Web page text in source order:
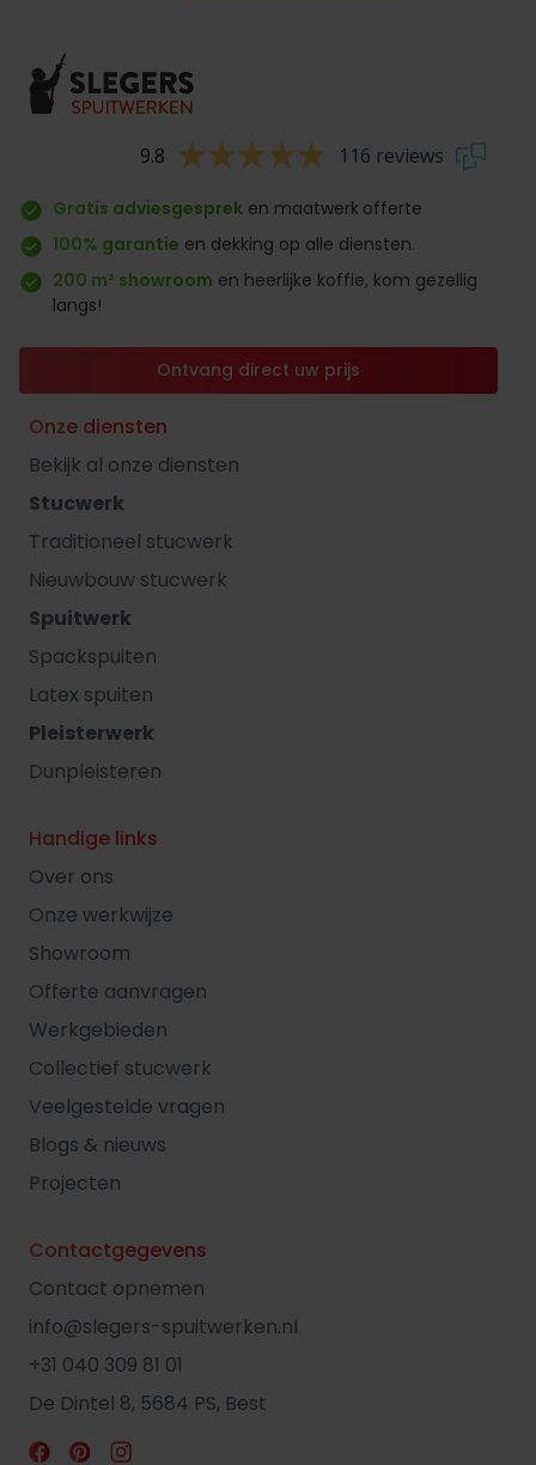
9.8 116 reviews
Gratis adviesgesprek en maatwerk offerte
100% garantie en dekking op alle diensten.
200 m² showroom en heerlijke koffie, kom gezellig
langs!
Ontvang direct uw prijs
Onze diensten
Bekijk al onze diensten
Stucwerk
Traditioneel stucwerk
Nieuwbouw stucwerk
Spuitwerk
Spackspuiten
Latex spuiten
Pleisterwerk
Dunpleisteren
Handige links
Over ons
Onze werkwijze
Showroom
Offerte aanvragen
Werkgebieden
Collectief stucwerk
Veelgestelde vragen
Blogs & nieuws
Projecten
Contactgegevens
Contact opnemen
info@slegers-spuitwerken.nl
+31 040 309 81 01
De Dintel 8, 5684 PS, Best